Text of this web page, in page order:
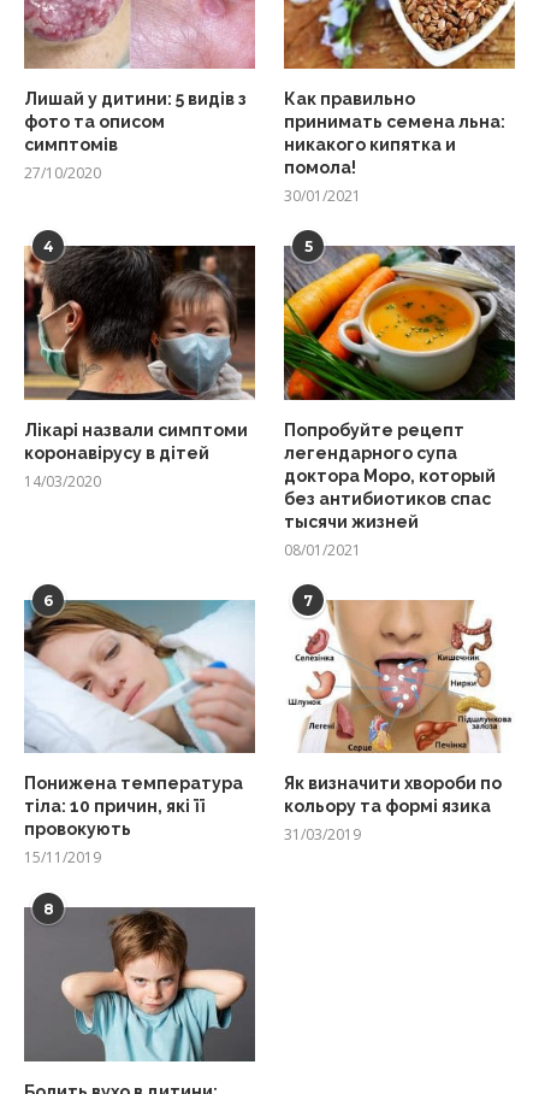
Лишай у дитини: 5 видів з
фото та описом
симптомів
27/10/2020
Как правильно
принимать семена льна:
никакого кипятка и
помола!
30/01/2021
4
Лікарі назвали симптоми
коронавірусу в дітей
14/03/2020
5
Попробуйте рецепт
легендарного супа
доктора Моро, который
без антибиотиков спас
тысячи жизней
08/01/2021
6
Понижена температура
тіла: 10 причин, які її
провокують
15/11/2019
7
Як визначити хвороби по
кольору та формі язика
31/03/2019
8